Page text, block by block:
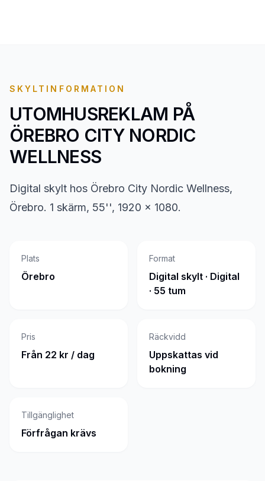
SKYLTINFORMATION
UTOMHUSREKLAM PÅ
ÖREBRO CITY NORDIC
WELLNESS
Digital skylt hos Örebro City Nordic Wellness,
Örebro. 1 skärm, 55'', 1920 x 1080.
Plats
Örebro
Format
Digital skylt · Digital
· 55 tum
Pris
Från 22 kr / dag
Räckvidd
Uppskattas vid
bokning
Tillgänglighet
Förfrågan krävs